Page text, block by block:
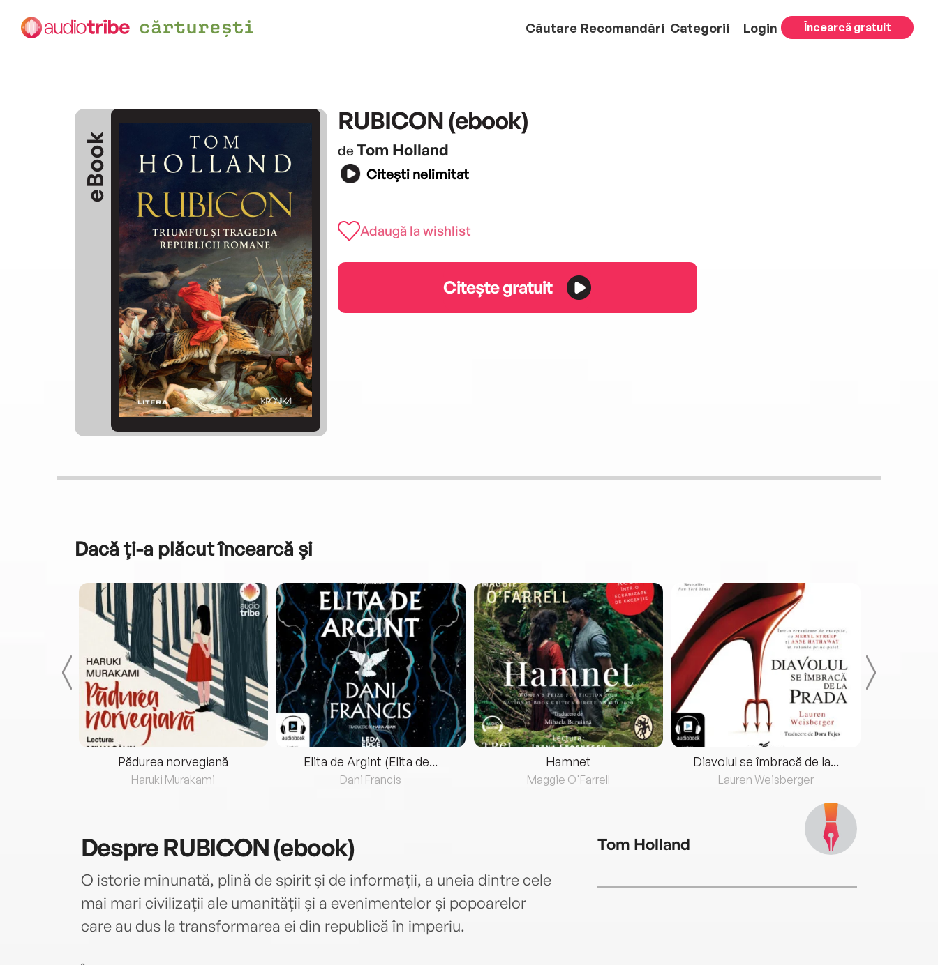
Căutare Recomandări Categorii Login Încearcă gratuit
eBook
RUBICON (ebook)
de Tom Holland
Citești nelimitat
Adaugă la wishlist
Citește gratuit
Dacă ți-a plăcut încearcă și
Pădurea norvegiană
Haruki Murakami
Elita de Argint (Elita de...
Dani Francis
Hamnet
Maggie O'Farrell
Diavolul se îmbracă de la...
Lauren Weisberger
DespreRUBICON (ebook)
O istorie minunată, plină de spirit și de informații, a uneia dintre cele
mai mari civilizații ale umanității și a evenimentelor și popoarelor
care au dus la transformarea ei din republică în imperiu.
Tom Holland